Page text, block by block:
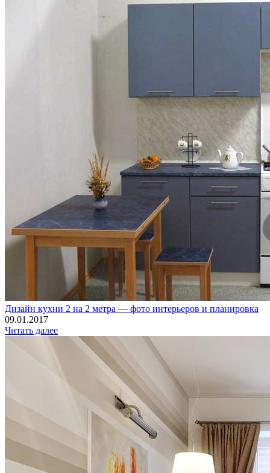
Дизайн кухни 2 на 2 метра — фото интерьеров и планировка
09.01.2017
Читать далее